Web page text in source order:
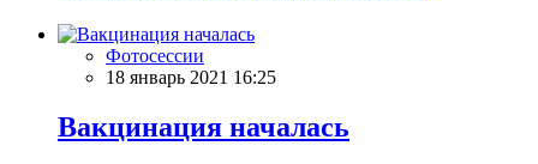
Фотосессии
18 январь 2021 16:25
Вакцинация началась